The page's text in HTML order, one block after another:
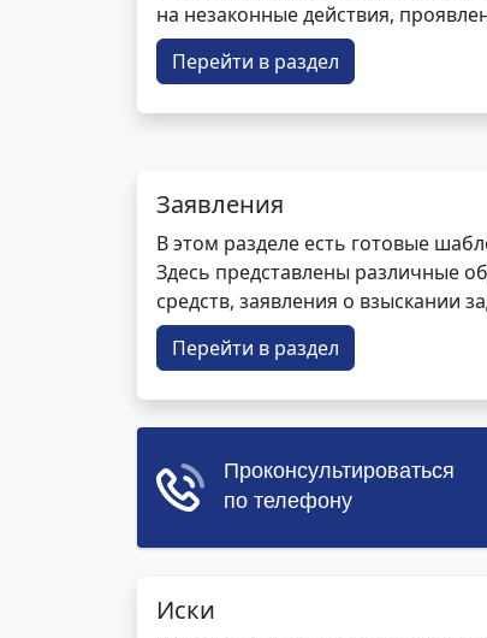
на незаконные действия,
Перейти в раздел
Заявления
В этом разделе есть готовые
Здесь представлены различные
средств, заявления о взыскании
Перейти в раздел
Иски